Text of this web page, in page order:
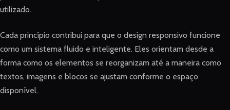
utilizado.
Cada princípio contribui para que o design responsivo funcione
como um sistema fluido e inteligente. Eles orientam desde a
forma como os elementos se reorganizam até a maneira como
textos, imagens e blocos se ajustam conforme o espaço
disponível.